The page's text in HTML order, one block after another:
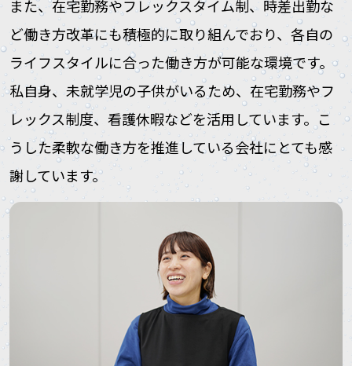
また、在宅勤務やフレックスタイム制、時差出勤な
ど働き方改革にも積極的に取り組んでおり、各自の
ライフスタイルに合った働き方が可能な環境です。
私自身、未就学児の子供がいるため、在宅勤務やフ
レックス制度、看護休暇などを活用しています。こ
うした柔軟な働き方を推進している会社にとても感
謝しています。